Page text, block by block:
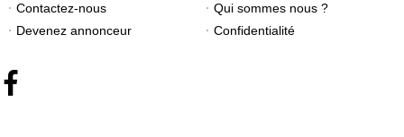
Contactez-nous
Qui sommes nous ?
Devenez annonceur
Confidentialité